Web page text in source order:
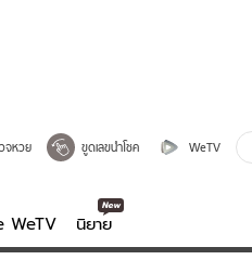
จหวย ขูดเลขนำโชค WeTV
WeTV นิยาย